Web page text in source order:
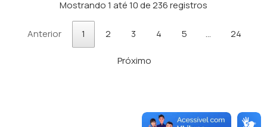
Mostrando 1 até 10 de 236 registros
Anterior 1 2 3 4 5 … 24
Próximo